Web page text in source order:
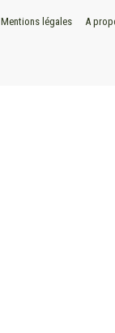
Mentions légales A